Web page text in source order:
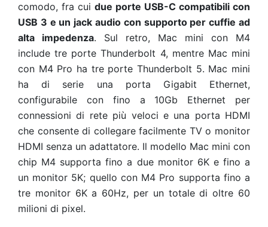
comodo, fra cui due porte USB-C compatibili con
USB 3 e un jack audio con supporto per cuffie ad
alta impedenza. Sul retro, Mac mini con M4
include tre porte Thunderbolt 4, mentre Mac mini
con M4 Pro ha tre porte Thunderbolt 5. Mac mini
ha di serie una porta Gigabit Ethernet,
configurabile con fino a 10Gb Ethernet per
connessioni di rete più veloci e una porta HDMI
che consente di collegare facilmente TV o monitor
HDMI senza un adattatore. Il modello Mac mini con
chip M4 supporta fino a due monitor 6K e fino a
un monitor 5K; quello con M4 Pro supporta fino a
tre monitor 6K a 60Hz, per un totale di oltre 60
milioni di pixel.